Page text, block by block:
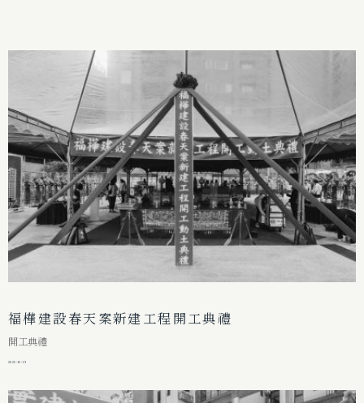
福樺建設春天案新建工程開工典禮
開工典禮
2025-12-19